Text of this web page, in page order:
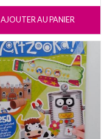
AJOUTER AU PANIER